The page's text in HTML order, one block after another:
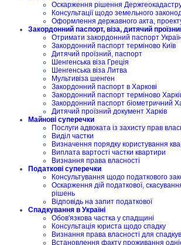
Оскарження рішення
Консультації щодо земельного
Оформлення державного акта,
Закордонний паспорт, віза, дитячий
Отримати закордонний паспорт
Закордонний паспорт терміново Київ
Дитячий проїзний, паспорт
Шенгенська віза Греція
Шенгенська віза Литва
Мультивіза шенген
Закордонний паспорт в Харкові
Закордонний паспорт терміново
Закордонний паспорт біометричний
Дитячий проїзний документ Харків
Майнові суперечки
Послуги адвоката із захисту прав
Виділ частки
Визначення порядку користування
Виплата вартості частки квартири
Визнання права власності
Податкові суперечки
Консультування щодо податкового
Оскарження дій податкової,
рішень
Відповідь на запит податкової
Спадкування в Україні
Обов'язкова частка у спадщині
Консультація юриста щодо спадку
Визнання права власності для
Встановлення факту проживання